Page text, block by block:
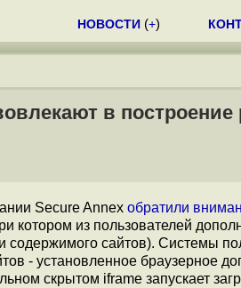
НОВОСТИ (+)
в построение
Secure Annex обратили
котором из пользователей
содержимого сайтов). Системы
- установленное браузерное
скрытом iframe запускает